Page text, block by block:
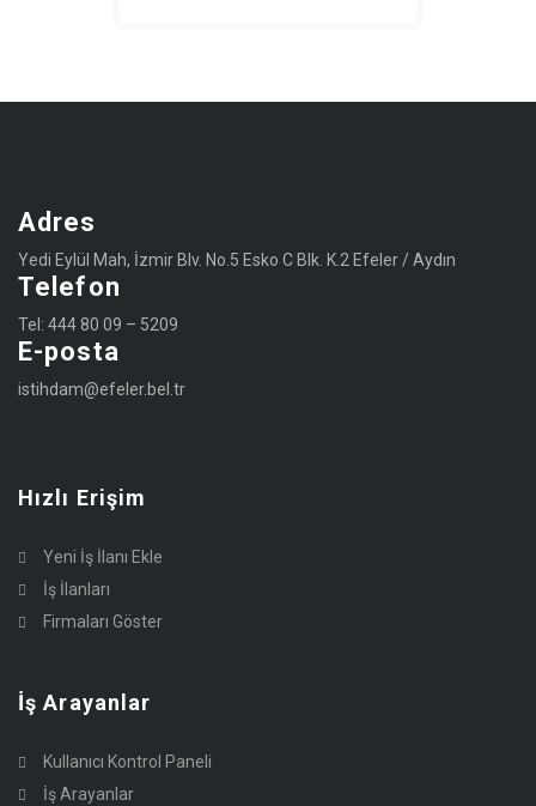
Adres
Yedi Eylül Mah, İzmir Blv. No.5 Esko C Blk. K.2 Efeler / Aydın
Telefon
Tel: 444 80 09 – 5209
E-posta
istihdam@efeler.bel.tr
Hızlı Erişim
Yeni İş İlanı Ekle
İş İlanları
Firmaları Göster
İş Arayanlar
Kullanıcı Kontrol Paneli
İş Arayanlar